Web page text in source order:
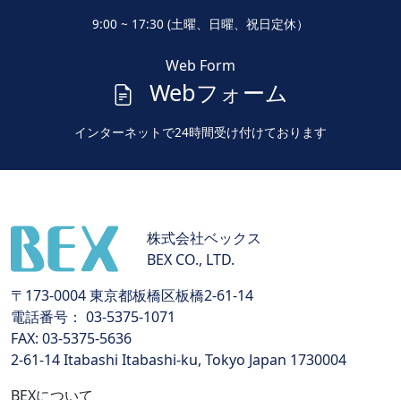
9:00 ~ 17:30 (土曜、日曜、祝日定休）
Web Form
Webフォーム
インターネットで24時間受け付けております
株式会社ベックス
BEX CO., LTD.
〒173-0004 東京都板橋区板橋2-61-14
電話番号： 03-5375-1071
FAX: 03-5375-5636
2-61-14 Itabashi Itabashi-ku, Tokyo Japan 1730004
BEXについて